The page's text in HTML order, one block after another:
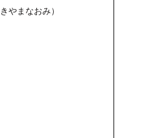
やまなおみ）